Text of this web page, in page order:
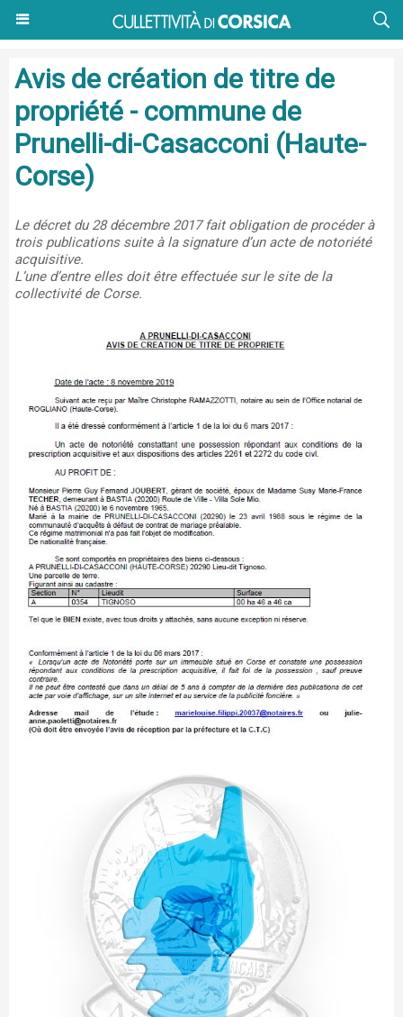
Avis de création de titre de
propriété - commune de
Prunelli-di-Casacconi (Haute-
Corse)
Le décret du 28 décembre 2017 fait obligation de procéder à
trois publications suite à la signature d’un acte de notoriété
acquisitive.
L’une d’entre elles doit être effectuée sur le site de la
collectivité de Corse.